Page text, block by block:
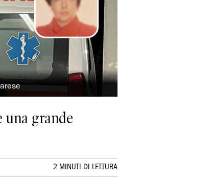
una grande
2 MINUTI DI LETTURA